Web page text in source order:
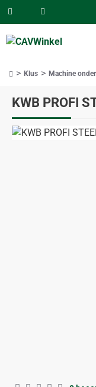
KWB PROFI
Klus Machine